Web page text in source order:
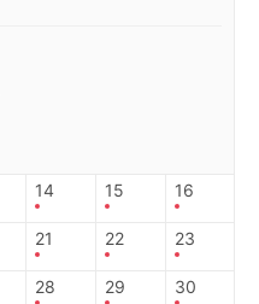
14 15 16
21 22 23
28 29 30